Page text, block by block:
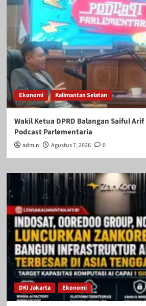
Ekonomi Kalimantan Selatan
Wakil Ketua DPRD Balangan Saiful
Podcast Parlementaria
admin Agustus 7, 2026 0
DKI Jakarta Ekonomi